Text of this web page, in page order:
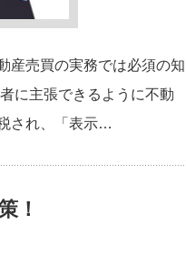
産売買の実務では必須の知
に主張できるように不動
され、「表示…
！